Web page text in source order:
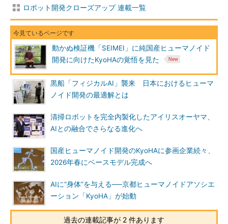
ロボット開発クローズアップ 連載一覧
動かぬ検証機「SEIMEI」に純国産ヒューマノイド
開発に向けたKyoHAの覚悟を見た
黒船「フィジカルAI」襲来 日本におけるヒューマ
ノイド開発の最適解とは
清掃ロボットを完全内製化したアイリスオーヤマ、
AIとの融合でさらなる進化へ
国産ヒューマノイド開発のKyoHAに参画企業続々、
2026年春にベースモデル完成へ
AIに“身体”を与える──京都ヒューマノイドアソシエ
ーション「KyoHA」が始動
過去の連載記事が 2 件あります